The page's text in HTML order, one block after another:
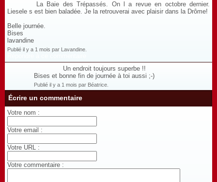
La Baie des Trépassés. On l a revue en octobre dernier.
Liesele s est bien baladée. Je la retrouverai avec plaisir dans la Drôme!
Belle journée.
Bises
lavandine
Publié il y a 1 mois par Lavandine.
Un endroit toujours superbe !!
Bises et bonne fin de journée à toi aussi ;-)
Publié il y a 1 mois par Béatrice.
Écrire un commentaire
Votre nom :
Votre email :
Votre URL :
Votre commentaire :